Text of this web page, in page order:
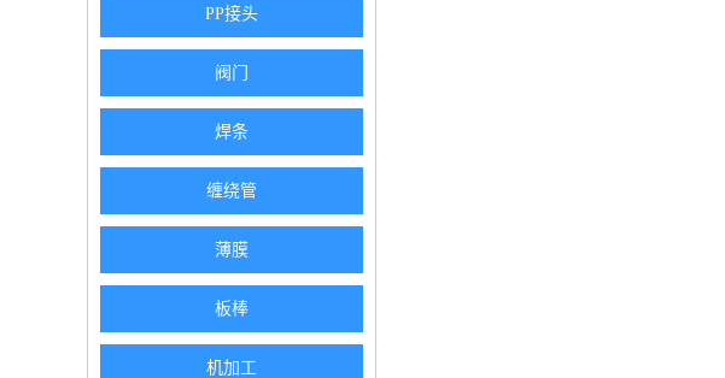
PP接头
阀门
焊条
缠绕管
薄膜
板棒
机加工